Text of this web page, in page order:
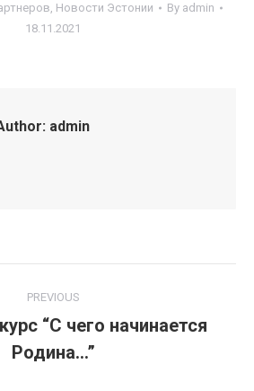
, Новости Эстонии By admin
18.11.2021
admin
PREVIOUS
Previous
post:
“С чего начинается
Родина…”